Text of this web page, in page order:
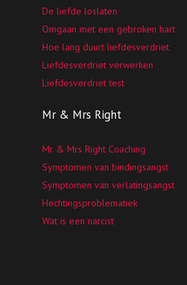
De liefde loslaten
Omgaan met een gebroken hart
Hoe lang duurt liefdesverdriet
Liefdesverdriet verwerken
Liefdesverdriet test
Mr & Mrs Right
Mr & Mrs Right Coaching
Symptomen van bindingsangst
Symptomen van verlatingsangst
Hechtingsproblematiek
Wat is een narcist